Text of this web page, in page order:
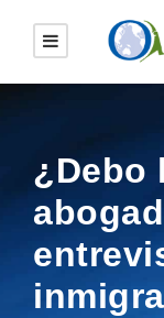
¿Debo